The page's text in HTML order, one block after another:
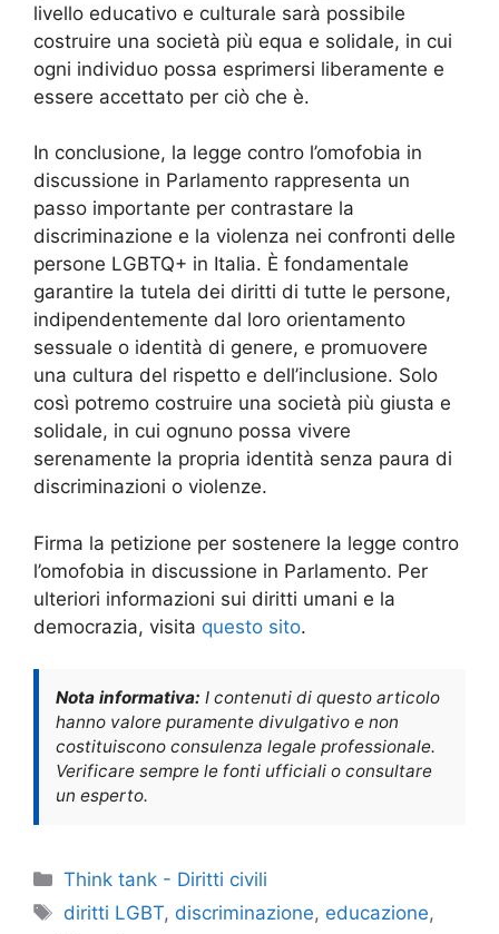
livello educativo e culturale sarà possibile
costruire una società più equa e solidale, in cui
ogni individuo possa esprimersi liberamente e
essere accettato per ciò che è.
In conclusione, la legge contro l’omofobia in
discussione in Parlamento rappresenta un
passo importante per contrastare la
discriminazione e la violenza nei confronti delle
persone LGBTQ+ in Italia. È fondamentale
garantire la tutela dei diritti di tutte le persone,
indipendentemente dal loro orientamento
sessuale o identità di genere, e promuovere
una cultura del rispetto e dell’inclusione. Solo
così potremo costruire una società più giusta e
solidale, in cui ognuno possa vivere
serenamente la propria identità senza paura di
discriminazioni o violenze.
Firma la petizione per sostenere la legge contro
l’omofobia in discussione in Parlamento. Per
ulteriori informazioni sui diritti umani e la
democrazia, visita questo sito.
Nota informativa: I contenuti di questo articolo
hanno valore puramente divulgativo e non
costituiscono consulenza legale professionale.
Verificare sempre le fonti ufficiali o consultare
un esperto.
Categorie
Think tank - Diritti civili
Tag
diritti LGBT, discriminazione, educazione,